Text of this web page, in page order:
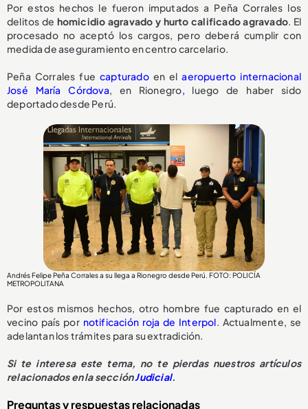
Por estos hechos le fueron imputados a Peña Corrales los
delitos de homicidio agravado y hurto calificado agravado. El
procesado no aceptó los cargos, pero deberá cumplir con
medida de aseguramiento en centro carcelario.
Peña Corrales fue capturadoen elaeropuerto internacional
José María Córdova, en Rionegro, luego de haber sido
deportado desde Perú.
Andrés Felipe Peña Corrales a su llega a Rionegro desde Perú. FOTO: POLICÍA
METROPOLITANA
Por estos mismos hechos, otro hombre fue capturado en el
vecino país por notificación roja de Interpol. Actualmente, se
adelantan los trámites para su extradición.
Si te interesa este tema, no te pierdas nuestros artículos
relacionados en la secciónJudicial.
Preguntas y respuestas relacionadas